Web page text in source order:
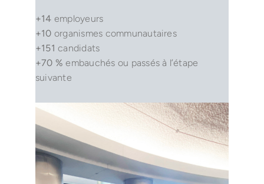
+14 employeurs
+10 organismes communautaires
+151 candidats
+70 % embauchés ou passés à l’étape
suivante